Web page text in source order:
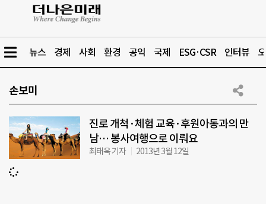
뉴스 경제 사회 환경 공익 국제 ESG·CSR 인터뷰
손보미
진로 개척·체험 교육·후원아동과의 만
남… 봉사여행으로 이뤄요
최태욱 기자 2013년 3월 12일